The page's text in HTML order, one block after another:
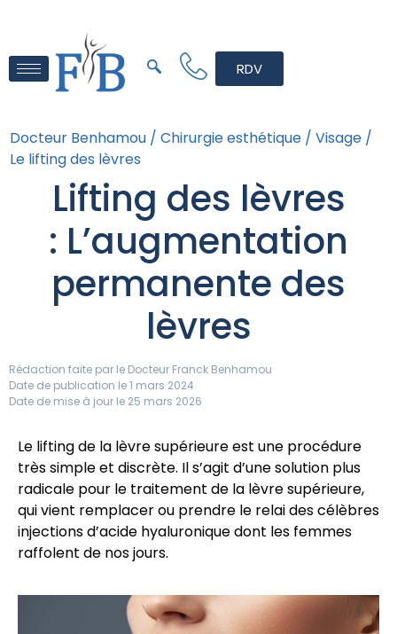
RDV
Docteur Benhamou / Chirurgie esthétique / Visage /
Le lifting des lèvres
Lifting des lèvres
: L’augmentation
permanente des
lèvres
Rédaction faite par le Docteur Franck Benhamou
Date de publication le 1 mars 2024
Date de mise à jour le 25 mars 2026
Le lifting de la lèvre supérieure est une procédure
très simple et discrète. Il s’agit d’une solution plus
radicale pour le traitement de la lèvre supérieure,
qui vient remplacer ou prendre le relai des célèbres
injections d’acide hyaluronique dont les femmes
raffolent de nos jours.